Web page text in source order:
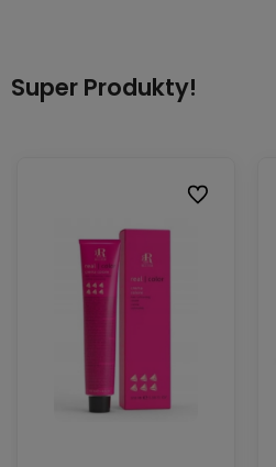
Super Produkty!
Do ulubionych